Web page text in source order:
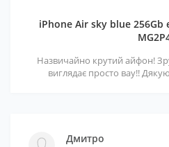
iPhone Air sky blue 256Gb
Назвичайно крутий айфон!
виглядає просто вау!!
Дмитро